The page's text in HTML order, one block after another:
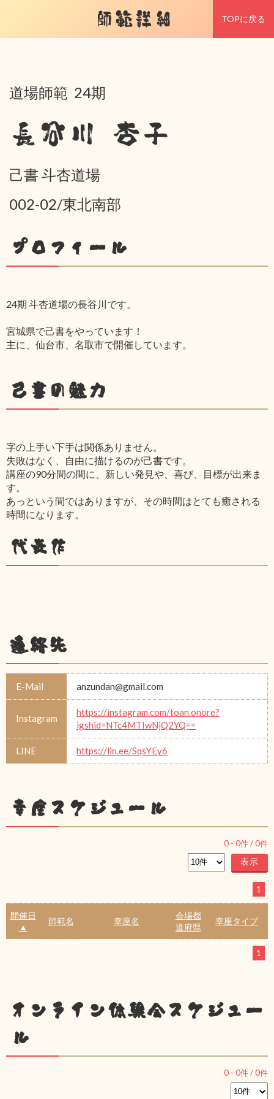
師範詳細 TOPに戻る
道場師範 24期
長谷川 杏子
己書 斗杏道場
002-02/東北南部
プロフィール
24期 斗杏道場の長谷川です。
宮城県で己書をやっています！
主に、仙台市、名取市で開催しています。
己書の魅力
字の上手い下手は関係ありません。
失敗はなく、自由に描けるのが己書です。
講座の90分間の間に、新しい発見や、喜び、目標が出来ま
す。
あっという間ではありますが、その時間はとても癒される
時間になります。
代表作
連絡先
E-Mail anzundan@gmail.com
Instagram
https://instagram.com/toan.onore?
igshid=NTc4MTIwNjQ2YQ==
LINE https://lin.ee/SqsYEy6
幸座スケジュール
0 - 0件 /0件
1
開催日
▲
師範名 幸座名
会場都
道府県
幸座タイプ
1
オンライン体験会スケジュー
ル
0 - 0件 /0件